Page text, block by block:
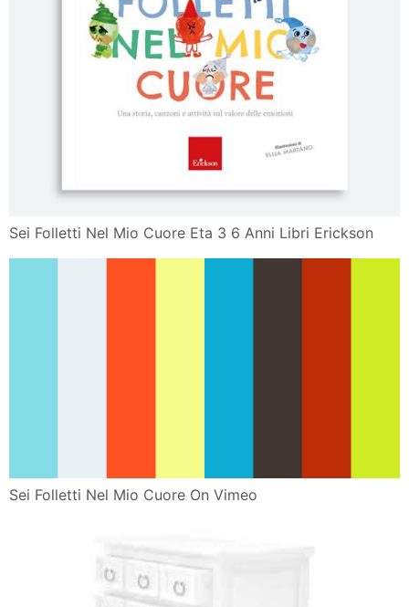
Sei Folletti Nel Mio Cuore Eta 3 6 Anni Libri Erickson
Sei Folletti Nel Mio Cuore On Vimeo